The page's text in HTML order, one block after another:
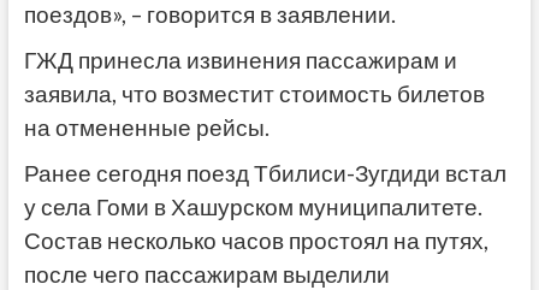
поездов», – говорится в заявлении.
ГЖД принесла извинения пассажирам и
заявила, что возместит стоимость билетов
на отмененные рейсы.
Ранее сегодня поезд Тбилиси-Зугдиди встал
у села Гоми в Хашурском муниципалитете.
Состав несколько часов простоял на путях,
после чего пассажирам выделили